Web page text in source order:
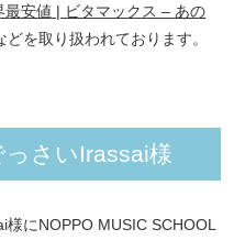
安値 | ビタマックス – あの
どを取り扱われております。
っさいIrassai様
にNOPPO MUSIC SCHOOL